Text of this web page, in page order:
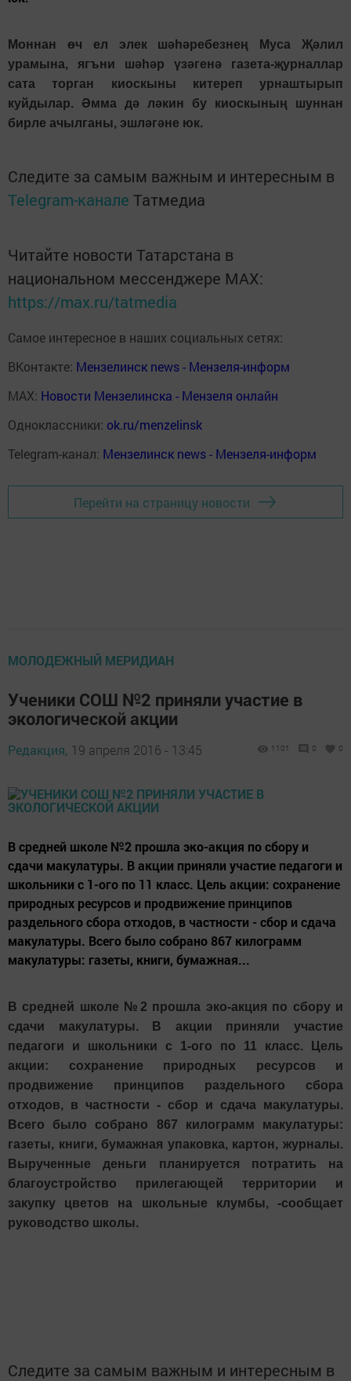
Моннан өч ел элек шәһәребезнең Муса Җәлил
урамына, ягъни шәһәр үзәгенә газета-җурналлар
сата торган киоскыны китереп урнаштырып
куйдылар. Әмма дә ләкин бу киоскының шуннан
бирле ачылганы, эшләгәне юк.
Следите за самым важным и интересным в
Telegram-канале Татмедиа
Читайте новости Татарстана в
национальном мессенджере MАХ:
https://max.ru/tatmedia
Самое интересное в наших социальных сетях:
ВКонтакте: Мензелинск news - Мензеля-информ
MAX: Новости Мензелинска - Мензеля онлайн
Одноклассники: ok.ru/menzelinsk
Telegram-канал: Мензелинск news - Мензеля-информ
Перейти на страницу новости
МОЛОДЕЖНЫЙ МЕРИДИАН
Ученики СОШ №2 приняли участие в
экологической акции
Редакция, 19 апреля 2016 - 13:45 1101 0 0
В средней школе №2 прошла эко-акция по сбору и
сдачи макулатуры. В акции приняли участие педагоги и
школьники с 1-ого по 11 класс. Цель акции: сохранение
природных ресурсов и продвижение принципов
раздельного сбора отходов, в частности - сбор и сдача
макулатуры. Всего было собрано 867 килограмм
макулатуры: газеты, книги, бумажная...
В средней школе №2 прошла эко-акция по сбору и
сдачи макулатуры. В акции приняли участие
педагоги и школьники с 1-ого по 11 класс. Цель
акции: сохранение природных ресурсов и
продвижение принципов раздельного сбора
отходов, в частности - сбор и сдача макулатуры.
Всего было собрано 867 килограмм макулатуры:
газеты, книги, бумажная упаковка, картон, журналы.
Вырученные деньги планируется потратить на
благоустройство прилегающей территории и
закупку цветов на школьные клумбы, -сообщает
руководство школы.
Следите за самым важным и интересным в